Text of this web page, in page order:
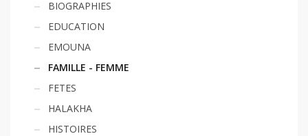
BIOGRAPHIES
EDUCATION
EMOUNA
FAMILLE - FEMME
FETES
HALAKHA
HISTOIRES